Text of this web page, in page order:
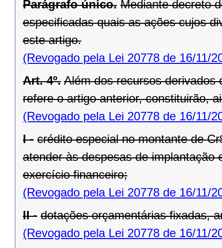
Parágrafo único. Mediante decreto
especificadas quais as ações cujos
este artigo.
(Revogado pela Lei 20778 de 16/11/
Art. 4º. Além dos recursos derivados
refere o artigo anterior, constituirão,
(Revogado pela Lei 20778 de 16/11/
I - crédito especial no montante de
atender às despesas de implantação
exercício financeiro;
(Revogado pela Lei 20778 de 16/11/
II - dotações orçamentárias fixadas,
(Revogado pela Lei 20778 de 16/11/